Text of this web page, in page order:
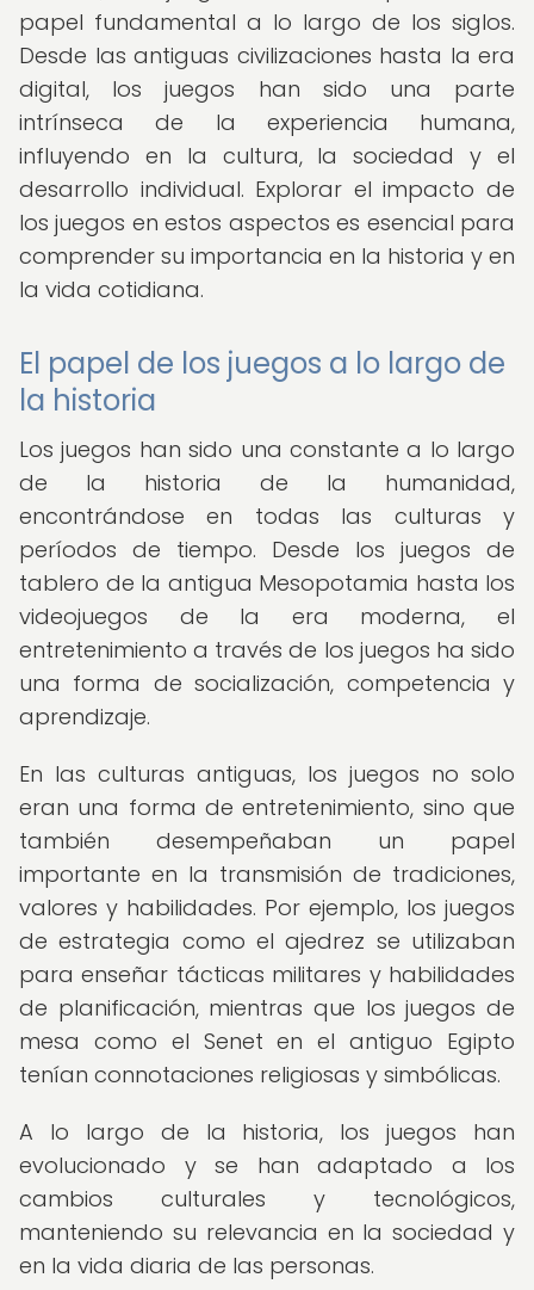
papel fundamental a lo largo de los siglos.
Desde las antiguas civilizaciones hasta la era
digital, los juegos han sido una parte
intrínseca de la experiencia humana,
influyendo en la cultura, la sociedad y el
desarrollo individual. Explorar el impacto de
los juegos en estos aspectos es esencial para
comprender su importancia en la historia y en
la vida cotidiana.
El papel de los juegos a lo largo de
la historia
Los juegos han sido una constante a lo largo
de la historia de la humanidad,
encontrándose en todas las culturas y
períodos de tiempo. Desde los juegos de
tablero de la antigua Mesopotamia hasta los
videojuegos de la era moderna, el
entretenimiento a través de los juegos ha sido
una forma de socialización, competencia y
aprendizaje.
En las culturas antiguas, los juegos no solo
eran una forma de entretenimiento, sino que
también desempeñaban un papel
importante en la transmisión de tradiciones,
valores y habilidades. Por ejemplo, los juegos
de estrategia como el ajedrez se utilizaban
para enseñar tácticas militares y habilidades
de planificación, mientras que los juegos de
mesa como el Senet en el antiguo Egipto
tenían connotaciones religiosas y simbólicas.
A lo largo de la historia, los juegos han
evolucionado y se han adaptado a los
cambios culturales y tecnológicos,
manteniendo su relevancia en la sociedad y
en la vida diaria de las personas.